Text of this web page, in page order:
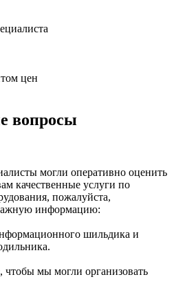
цен
вопросы
могли оперативно оценить
качественные услуги по
пожалуйста,
информацию:
шильдика и
мы могли организовать